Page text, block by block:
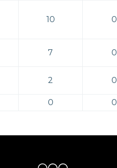
10 0
7 0
2 0
0 0